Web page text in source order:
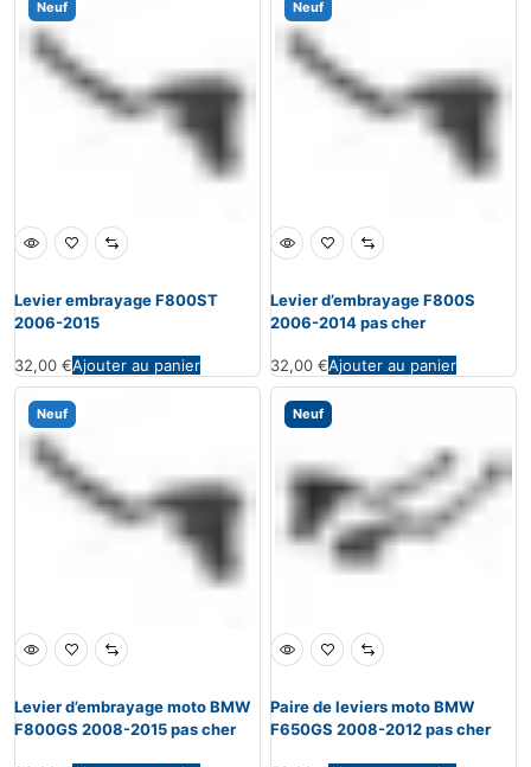
Neuf
Levier embrayage F800ST
2006-2015
32,00 €Ajouter au panier
Neuf
Levier d’embrayage F800S
2006-2014 pas cher
32,00 €Ajouter au panier
Neuf
Levier d’embrayage moto BMW
F800GS 2008-2015 pas cher
Neuf
Paire de leviers moto BMW
F650GS 2008-2012 pas cher